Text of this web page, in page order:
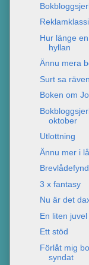
Hur länge
hyllan
Ännu mera
Surt sa
Boken om
oktober
Utlottning
Ännu mer i
Brevlådefynd
3 x fantasy
Nu är det
En liten juvel
Ett stöd
Förlåt mig
syndat